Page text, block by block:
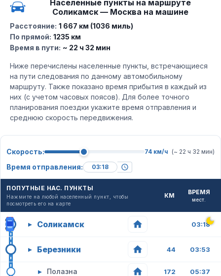
Населенные пункты на маршруте
Соликамск — Москва на машине
Расстояние: 1 667 км (1036 миль)
По прямой: 1235 км
Время в пути: ~ 22 ч 32 мин
Ниже перечислены населенные пункты, встречающиеся
на пути следования по данному автомобильному
маршруту. Также показано время прибытия в каждый из
них (с учетом часовых поясов). Для более точного
планирования поездки укажите время отправления и
среднюю скорость передвижения.
Скорость: 74 км/ч (~ 22 ч 32 мин)
Время отправления:
ПОПУТНЫЕ НАС. ПУНКТЫ
Нажмите на любой населенный пункт, чтобы
посмотреть его на карте
КМ ВРЕМЯ
мест.
▸ Соликамск 03:18
▸ Березники 44 03:53
▸ Полазна 172 05:37